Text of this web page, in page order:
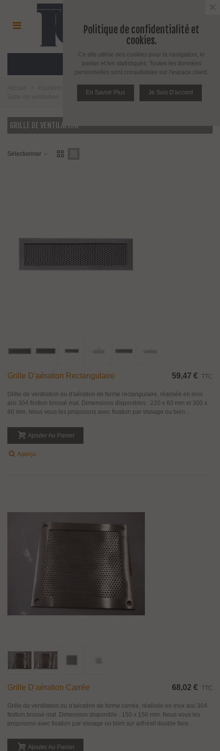
MENU
GRILLE DE VENTILATION
Sélectionner
Grille D'aération Rectangulaire 59,47 € TTC
Grille de ventilation ou d'aération de forme rectangulaire, réalisée en inox
aisi 304 finition brossé mat. Dimensions disponibles : 220 x 60 mm et 300 x
80 mm. Nous vous les proposons avec fixation par vissage ou bien...
Ajouter Au Panier
Aperçu
Grille D'aération Carrée 68,02 € TTC
Grille de ventilation ou d'aération de forme carrée, réalisée en inox aisi 304
finition brossé mat. Dimension disponible : 150 x 150 mm. Nous vous les
proposons avec fixation par vissage ou bien sur adhésif double face.
Ajouter Au Panier
Politique de confidentialité et
cookies.
Ce site utilise des cookies pour la navigation, le
panier et les statistiques. Toutes les données
personnelles sont consultables sur l'espace client.
En Savoir Plus Je Suis D'accord